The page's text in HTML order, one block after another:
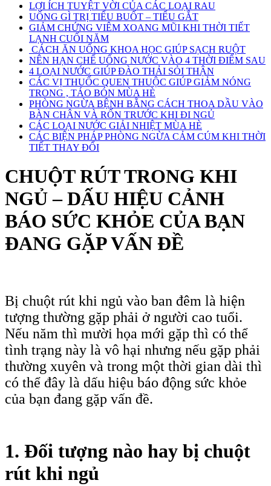
LỢI ÍCH TUYỆT VỜI CỦA CÁC LOẠI RAU
UỐNG GÌ TRỊ TIỂU BUỐT – TIỂU GẮT
GIẢM CHỨNG VIÊM XOANG MŨI KHI THỜI TIẾT
LẠNH CUỐI NĂM
CÁCH ĂN UỐNG KHOA HỌC GIÚP SẠCH RUỘT
NÊN HẠN CHẾ UỐNG NƯỚC VÀO 4 THỜI ĐIỂM SAU
4 LOẠI NƯỚC GIÚP ĐÀO THẢI SỎI THẬN
CÁC VỊ THUỐC QUEN THUỘC GIÚP GIẢM NÓNG
TRONG , TÁO BÓN MÙA HÈ
PHÒNG NGỪA BỆNH BẰNG CÁCH THOA DẦU VÀO
BÀN CHÂN VÀ RỐN TRƯỚC KHI ĐI NGỦ
CÁC LOẠI NƯỚC GIẢI NHIỆT MÙA HÈ
CÁC BIỆN PHÁP PHÒNG NGỪA CẢM CÚM KHI THỜI
TIẾT THAY ĐỔI
CHUỘT RÚT TRONG KHI
NGỦ – DẤU HIỆU CẢNH
BÁO SỨC KHỎE CỦA BẠN
ĐANG GẶP VẤN ĐỀ
Bị chuột rút khi ngủ vào ban đêm là hiện
tượng thường gặp phải ở người cao tuổi.
Nếu năm thì mười họa mới gặp thì có thể
tình trạng này là vô hại nhưng nếu gặp phải
thường xuyên và trong một thời gian dài thì
có thể đây là dấu hiệu báo động sức khỏe
của bạn đang gặp vấn đề.
1. Đối tượng nào hay bị chuột
rút khi ngủ